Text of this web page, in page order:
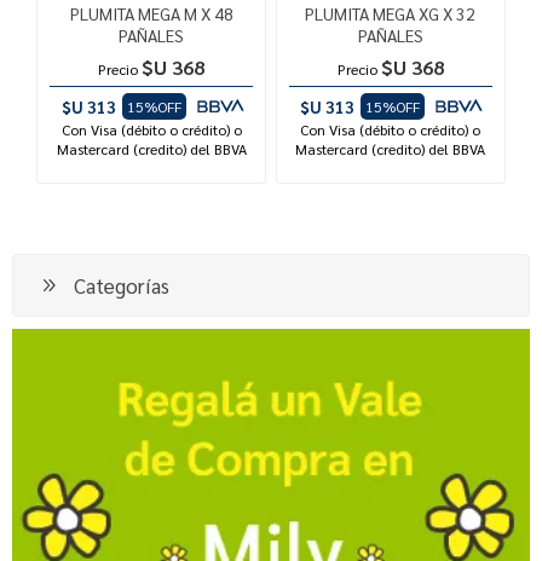
PLUMITA MEGA M X 48
PAÑALES
Precio $U 368
$U 313
15%OFF
Con Visa (débito o crédito) o
Mastercard (credito) del BBVA
PLUMITA MEGA XG X 32
PAÑALES
Precio $U 368
$U 313
15%OFF
Con Visa (débito o crédito) o
Mastercard (credito) del BBVA
Categorías